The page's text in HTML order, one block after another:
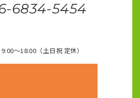
6834-5454
～18:00（土日祝 定休）